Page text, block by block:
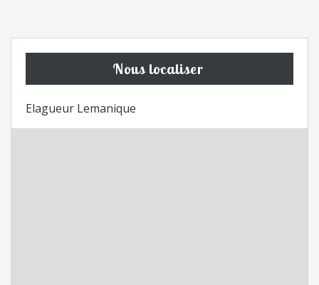
Nous localiser
Elagueur Lemanique